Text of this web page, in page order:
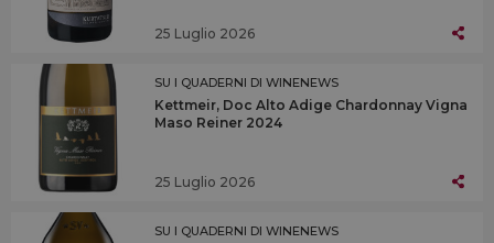
25 Luglio 2026
SU I QUADERNI DI WINENEWS
Kettmeir, Doc Alto Adige Chardonnay Vigna
Maso Reiner 2024
25 Luglio 2026
SU I QUADERNI DI WINENEWS